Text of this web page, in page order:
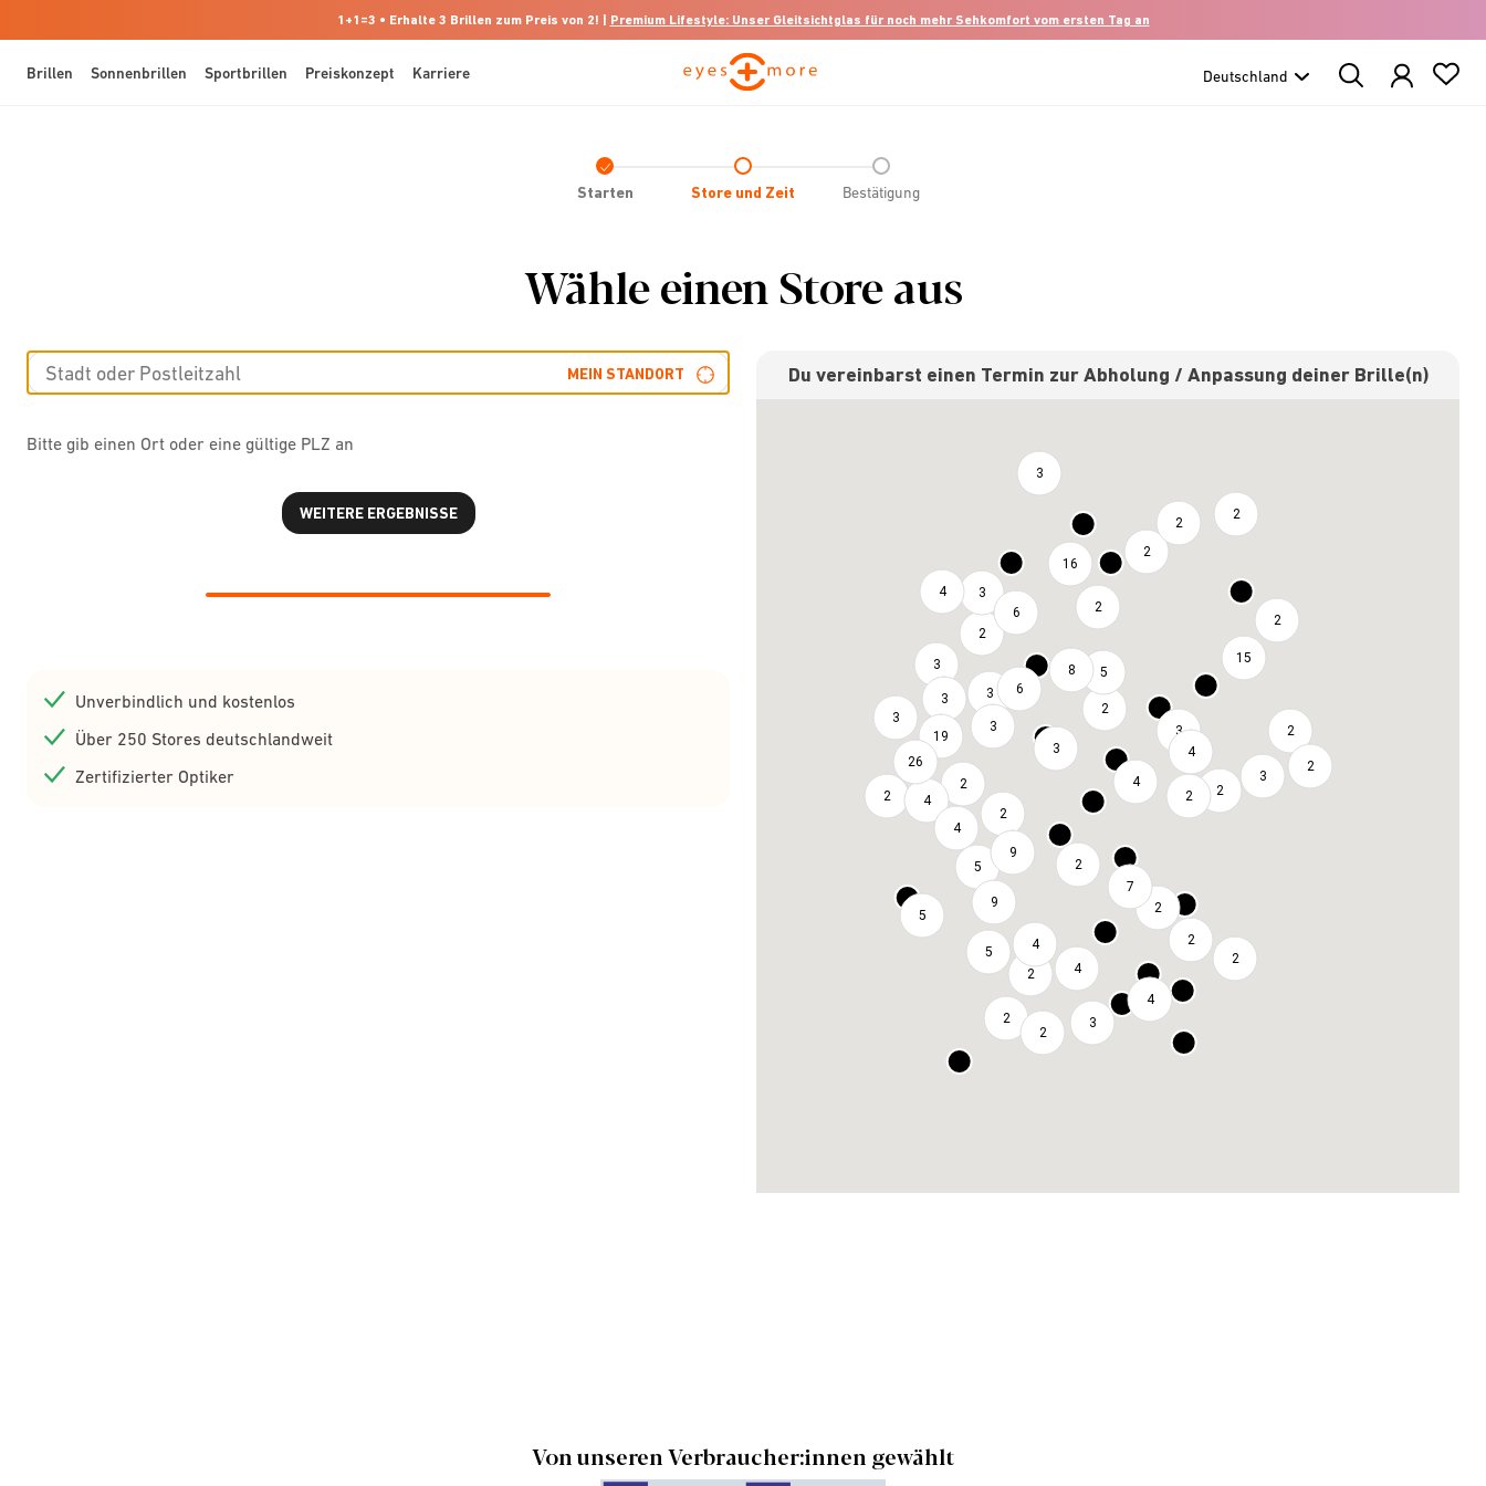
1+1=3 • Erhalte 3 Brillen zum Preis von 2! | Premium Lifestyle: Unser Gleitsichtglas für noch mehr Sehkomfort vom ersten Tag an
Brillen Sonnenbrillen Sportbrillen Preiskonzept Karriere
Search
Products
Check
icon
Starten Store und Zeit Bestätigung
Wähle einen Store aus
MEIN STANDORT
Bitte gib einen Ort oder eine gültige PLZ an
WEITERE ERGEBNISSE
Unverbindlich und kostenlos
Über 250 Stores deutschlandweit
Zertifizierter Optiker
Du vereinbarst einen Termin zur Abholung / Anpassung deiner Brille(n)
4
2
3
2
2
5
2
3
2
7
4
2
4
2
2
4
2
2
2
2
2
2
15
3
2
3
3
5
4
26
19
4 3
2
2
3
3
5
2
3
9
2
5
4
9
2
6
4
6
3
2
3
8
16
Von unseren Verbraucher:innen gewählt